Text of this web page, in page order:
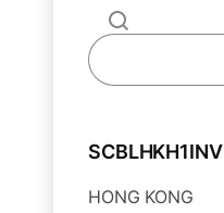
SCBLHKH1INV
HONG KONG